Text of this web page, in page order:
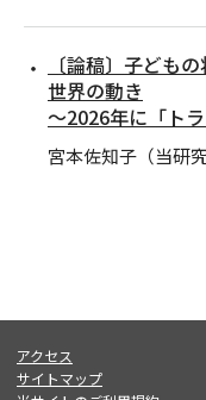
〔論稿〕子ども
世界の動き
～2026年に「ト
宮本佐知子（当研
アクセス
サイトマップ